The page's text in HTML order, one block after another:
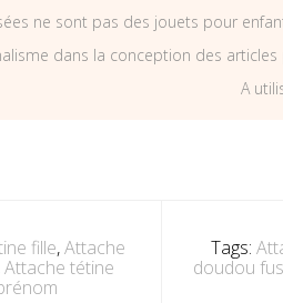
ne sont pas des jouets pour
dans la conception des
A
fille,Attache
Attache tétine
Tags:
doudou